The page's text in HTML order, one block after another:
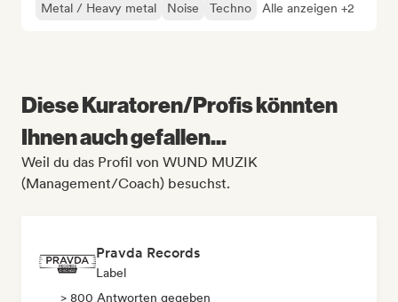
Metal / Heavy metal
Noise Techno Alle anzeigen +2
Diese Kuratoren/Profis könnten
Ihnen auch gefallen...
Weil du das Profil von WUND MUZIK
(Management/Coach) besuchst.
Pravda Records
Label
> 800 Antworten gegeben